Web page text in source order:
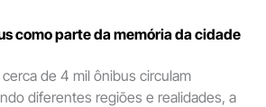
como parte da memória da cidade
de 4 mil ônibus circulam
diferentes regiões e realidades, a